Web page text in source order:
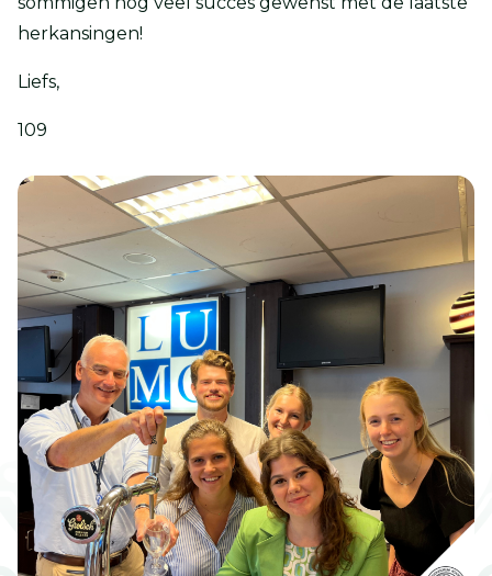
herkansingen!
Liefs,
109